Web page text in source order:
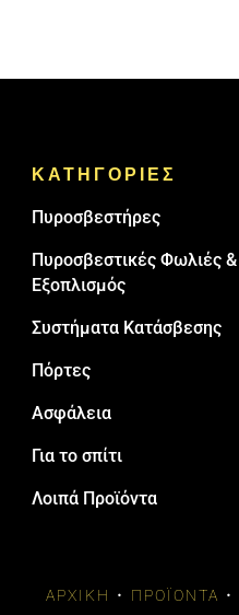
ΚΑΤΗΓΟΡΙΕΣ
Πυρoσβεστήρες
Πυροσβεστικές Φωλιές &
Εξοπλισμός
Συστήματα Κατάσβεσης
Πόρτες
Ασφάλεια
Για το σπίτι
Λοιπά Προϊόντα
ΑΡΧΙΚΉ • ΠΡΟΪΌΝΤΑ •